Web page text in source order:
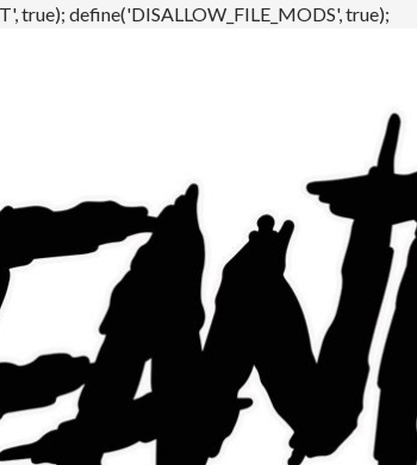
true); define('DISALLOW_FILE_MODS', true);